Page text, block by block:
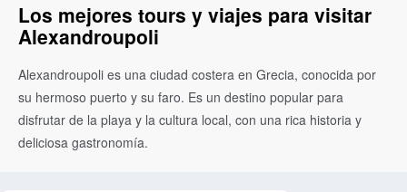
Los mejores tours y viajes para visitar
Alexandroupoli
Alexandroupoli es una ciudad costera en Grecia, conocida por
su hermoso puerto y su faro. Es un destino popular para
disfrutar de la playa y la cultura local, con una rica historia y
deliciosa gastronomía.